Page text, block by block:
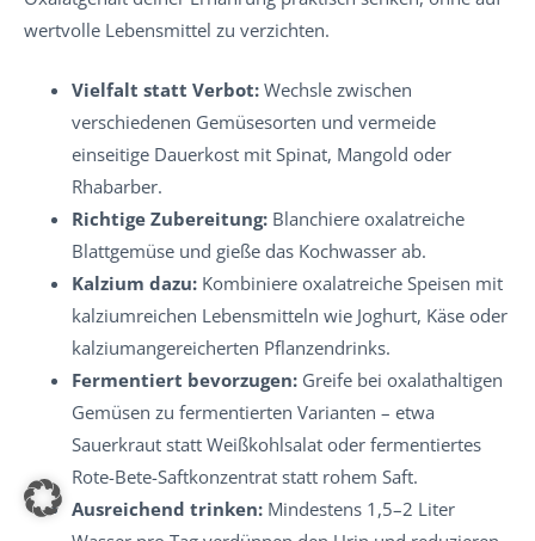
wertvolle Lebensmittel zu verzichten.
Vielfalt statt Verbot: Wechsle zwischen
verschiedenen Gemüsesorten und vermeide
einseitige Dauerkost mit Spinat, Mangold oder
Rhabarber.
Richtige Zubereitung: Blanchiere oxalatreiche
Blattgemüse und gieße das Kochwasser ab.
Kalzium dazu: Kombiniere oxalatreiche Speisen mit
kalziumreichen Lebensmitteln wie Joghurt, Käse oder
kalziumangereicherten Pflanzendrinks.
Fermentiert bevorzugen: Greife bei oxalathaltigen
Gemüsen zu fermentierten Varianten – etwa
Sauerkraut statt Weißkohlsalat oder fermentiertes
Rote-Bete-Saftkonzentrat statt rohem Saft.
Ausreichend trinken: Mindestens 1,5–2 Liter